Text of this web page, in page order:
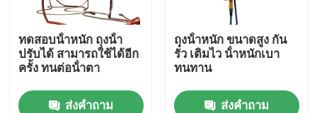
เกี่ยวกับเรา
ทัวร์โรงงาน
ควบคุมคุณภาพ
ทดสอบน้ําหนัก ถุงน้ํา
ปรับได้ สามารถใช้ได้อีก
ครั้ง ทนต่อน้ําตา
ส่งคำถาม
ถุงน้ําหนัก ขนาดสูง กัน
รั่ว เติมไว น้ําหนักเบา
ทนทาน
ส่งคำถาม